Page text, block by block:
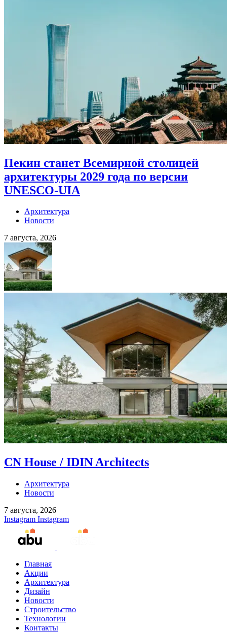
Пекин станет Всемирной столицей
архитектуры 2029 года по версии
UNESCO-UIA
Архитектура
Новости
7 августа, 2026
CN House / IDIN Architects
Архитектура
Новости
7 августа, 2026
Instagram Instagram
Главная
Акции
Архитектура
Дизайн
Новости
Строительство
Технологии
Контакты